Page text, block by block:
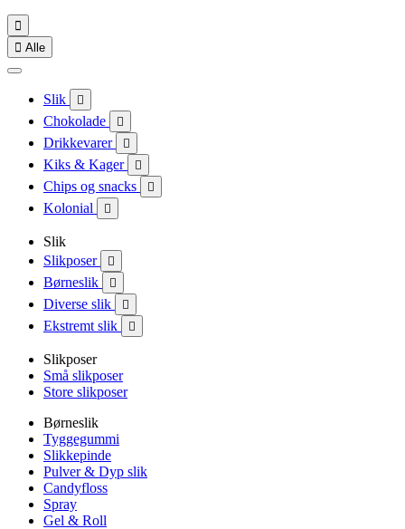

 Alle
Slik 
Chokolade 
Drikkevarer 
Kiks & Kager 
Chips og snacks 
Kolonial 
Slik
Slikposer

Børneslik 
Diverse slik 
Ekstremt slik 
Slikposer
Små slikposer
Store slikposer
Børneslik
Tyggegummi
Slikkepinde
Pulver & Dyp slik
Candyfloss
Spray
Gel & Roll